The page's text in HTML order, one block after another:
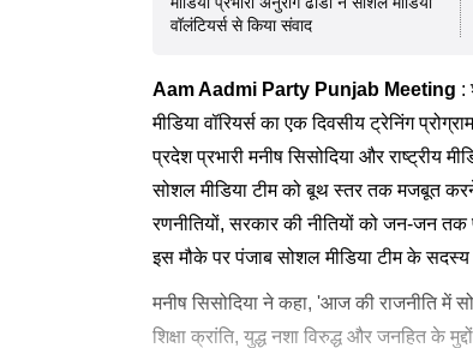
वॉलंटियर्स से किया संवाद
Aam Aadmi Party Punjab Meeting :
मीडिया वॉरियर्स का एक दिवसीय ट्रेनिंग
प्रदेश प्रभारी मनीष सिसोदिया और राष्ट्रीय
सोशल मीडिया टीम को बूथ स्तर तक मजबूत
रणनीतियों, सरकार की नीतियों को जन-जन तक
इस मौके पर पंजाब सोशल मीडिया टीम के
मनीष सिसोदिया ने कहा, 'आज की राजनीति में
शिक्षा क्रांति, युद्ध नशा विरुद्ध और जनहित के